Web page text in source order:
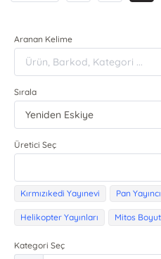
Aranan Kelime
Sırala
Üretici Seç
Kırmızıkedi Yayınevi Pan
Helikopter Yayınları Mitos Boyut
Kategori Seç